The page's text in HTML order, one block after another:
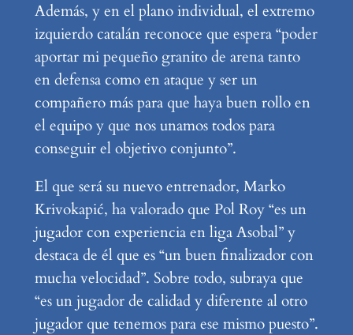
Además, y en el plano individual, el extremo
izquierdo catalán reconoce que espera “poder
aportar mi pequeño granito de arena tanto
en defensa como en ataque y ser un
compañero más para que haya buen rollo en
el equipo y que nos unamos todos para
conseguir el objetivo conjunto”.
El que será su nuevo entrenador, Marko
Krivokapić, ha valorado que Pol Roy “es un
jugador con experiencia en liga Asobal” y
destaca de él que es “un buen finalizador con
mucha velocidad”. Sobre todo, subraya que
“es un jugador de calidad y diferente al otro
jugador que tenemos para ese mismo puesto”.